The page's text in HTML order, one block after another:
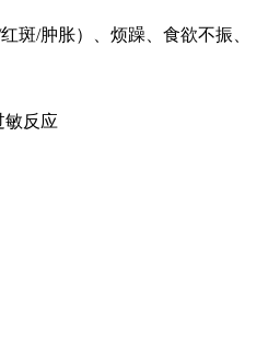
斑/肿胀）、烦躁、食欲不振、
敏反应